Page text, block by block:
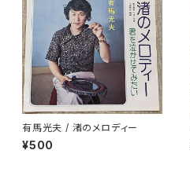
有馬光夫 / 渚のメロディー
¥500